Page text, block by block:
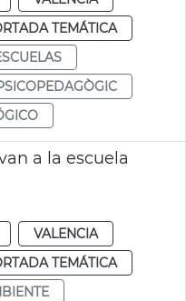
TEMÁTICA
a la escuela
VALENCIA
TEMÁTICA